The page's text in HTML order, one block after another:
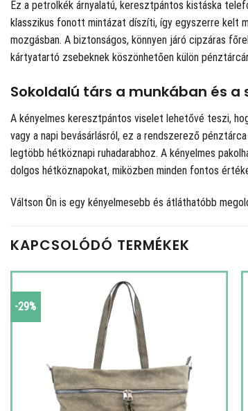
Ez a petrolkék árnyalatú, keresztpántos kistáska
klasszikus fonott mintázat díszíti, így egyszerre kelt
mozgásban. A biztonságos, könnyen járó cipzáras
kártyatartó zsebeknek köszönhetően külön
Sokoldalú társ a munkában és a
A kényelmes keresztpántos viselet lehetővé teszi,
vagy a napi bevásárlásról, ez a rendszerező
legtöbb hétköznapi ruhadarabhoz. A kényelmes
dolgos hétköznapokat, miközben minden fontos
Váltson Ön is egy kényelmesebb és átláthatóbb
KAPCSOLÓDÓ TERMÉKEK
-29%